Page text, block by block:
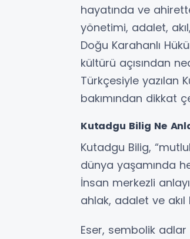
hayatında ve
yönetimi, adalet,
Doğu Karahanlı
kültürü açısından
Türkçesiyle yazılan
bakımından dikkat
Kutadgu Bilig Ne
Kutadgu Bilig,
dünya yaşamında
İnsan merkezli
ahlak, adalet ve
Eser, sembolik